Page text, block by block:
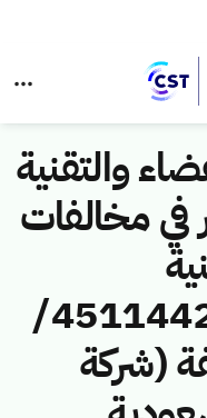
والتقنية
في مخالفات
المعلومات رقم (45114425/
(شركة